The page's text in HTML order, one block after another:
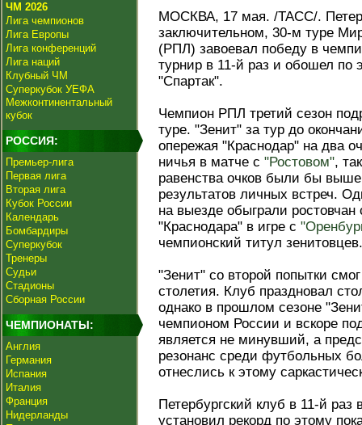
ЧМ 2026
Лига чемпионов
Лига Европы
Лига конференций
Лига наций
Клубный ЧМ
Суперкубок УЕФА
Межконтинентальный
кубок
РОССИЯ:
Премьер-лига
Первая лига
Вторая лига
Кубок России
Календарь
Бомбардиры
Суперкубок
Тренеры
Судьи
Стадионы
Сборная России
ЧЕМПИОНАТЫ:
Англия
Германия
Испания
Италия
Франция
Нидерланды
МОСКВА, 17 мая. /ТАСС/.
заключительном, 30-м туре
(РПЛ) завоевал победу в
турнир в 11-й раз и обошел по
"Спартак".
Чемпион РПЛ третий сезон
туре. "Зенит" за тур до
опережая "Краснодар" на два
ничья в матче с "Ростовом",
равенства очков были бы выше
результатов личных встреч.
на выезде обыграли
"Краснодара" в игре с
чемпионский титул зенитовцев.
"Зенит" со второй попытки
столетия. Клуб праздновал
однако в прошлом сезоне
чемпионом России и вскоре
является не минувший, а
резонанс среди футбольных
отнеслись к этому
Петербургский клуб в 11-й
установил рекорд по этому